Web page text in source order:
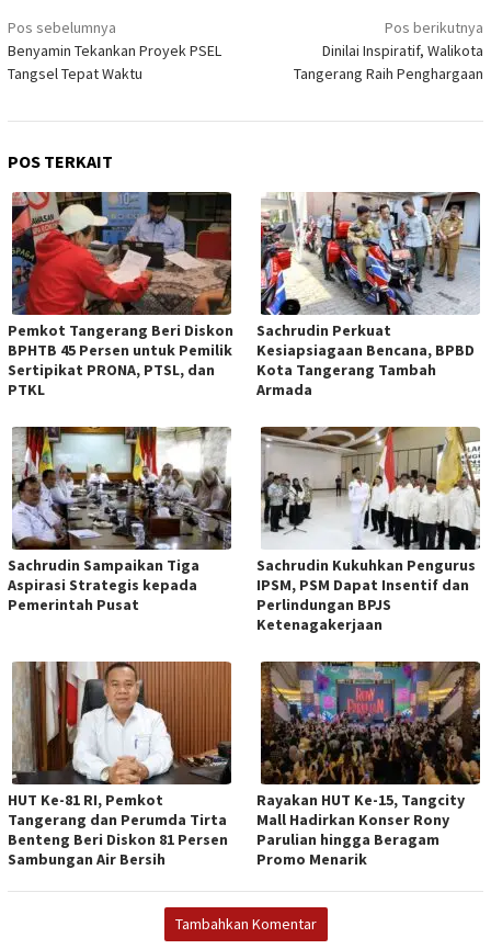
Navigasi
pos
Pos sebelumnya
Benyamin Tekankan Proyek PSEL
Tangsel Tepat Waktu
Pos berikutnya
Dinilai Inspiratif, Walikota
Tangerang Raih Penghargaan
POS TERKAIT
Pemkot Tangerang Beri Diskon
BPHTB 45 Persen untuk Pemilik
Sertipikat PRONA, PTSL, dan
PTKL
Sachrudin Perkuat
Kesiapsiagaan Bencana, BPBD
Kota Tangerang Tambah
Armada
Sachrudin Sampaikan Tiga
Aspirasi Strategis kepada
Pemerintah Pusat
Sachrudin Kukuhkan Pengurus
IPSM, PSM Dapat Insentif dan
Perlindungan BPJS
Ketenagakerjaan
HUT Ke-81 RI, Pemkot
Tangerang dan Perumda Tirta
Benteng Beri Diskon 81 Persen
Sambungan Air Bersih
Rayakan HUT Ke-15, Tangcity
Mall Hadirkan Konser Rony
Parulian hingga Beragam
Promo Menarik
Tambahkan Komentar